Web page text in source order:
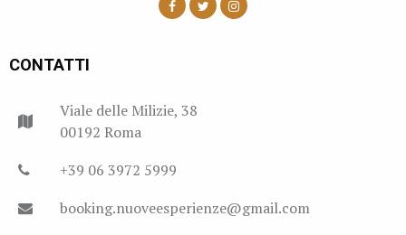
CONTATTI
Viale delle Milizie, 38
00192 Roma
+39 06 3972 5999
booking.nuoveesperienze@gmail.com